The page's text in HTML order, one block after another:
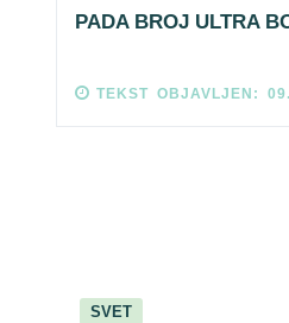
PADA BROJ ULTRA
TEKST OBJAVLJEN:
SVET